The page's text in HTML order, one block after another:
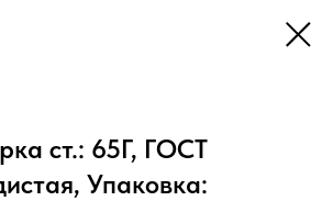
ст.: 65Г, ГОСТ
Упаковка: